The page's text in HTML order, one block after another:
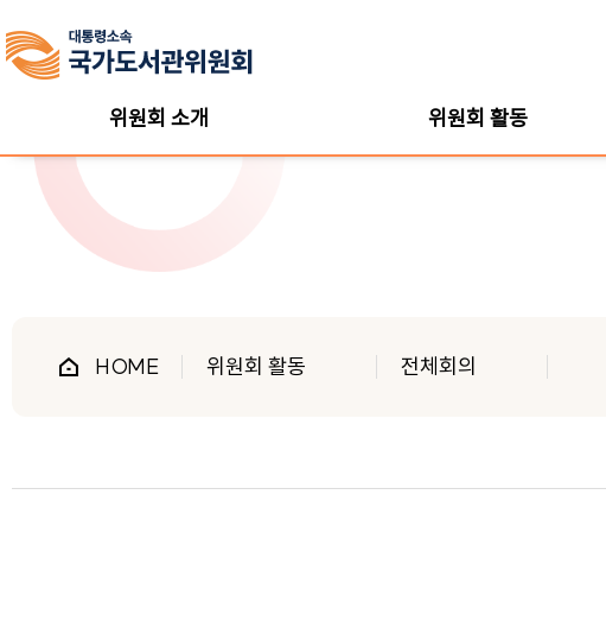
위원회 소개 위원회 활동
HOME 위원회 활동 전체회의